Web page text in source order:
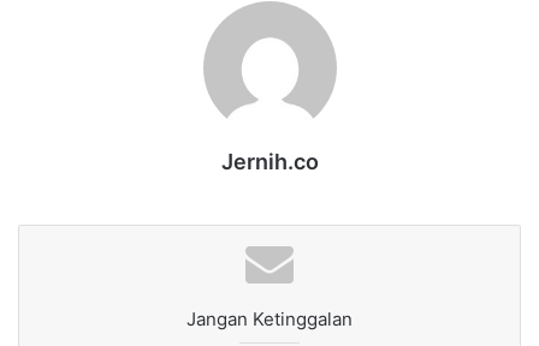
Jernih.co
Jangan Ketinggalan